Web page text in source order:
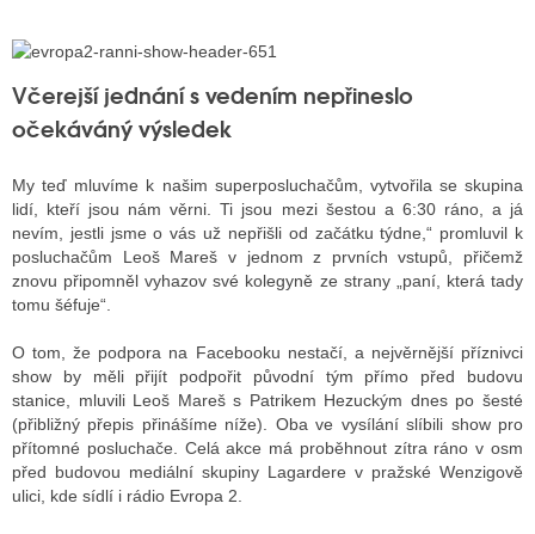
TELEVIZÍ
INTERNET
RÁDIA
STRÁNKY RÁDIÍ
STRÁNKY TV
TISK
Včerejší jednání s vedením nepřineslo
očekáváný výsledek
My teď mluvíme k našim superposluchačům, vytvořila se skupina
lidí, kteří jsou nám věrni. Ti jsou mezi šestou a 6:30 ráno, a já
nevím, jestli jsme o vás už nepřišli od začátku týdne,“ promluvil k
posluchačům Leoš Mareš v jednom z prvních vstupů, přičemž
znovu připomněl vyhazov své kolegyně ze strany „paní, která tady
tomu šéfuje“.
O tom, že podpora na Facebooku nestačí, a nejvěrnější příznivci
show by měli přijít podpořit původní tým přímo před budovu
stanice, mluvili Leoš Mareš s Patrikem Hezuckým dnes po šesté
(přibližný přepis přinášíme níže). Oba ve vysílání slíbili show pro
přítomné posluchače. Celá akce má proběhnout zítra ráno v osm
před budovou mediální skupiny Lagardere v pražské Wenzigově
ulici, kde sídlí i rádio Evropa 2.